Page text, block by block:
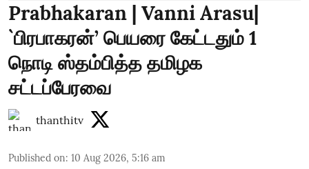
Prabhakaran | Vanni Arasu|
`பிரபாகரன்’ பெயரை கேட்டதும் 1
நொடி ஸ்தம்பித்த தமிழக
சட்டப்பேரவை
thanthitv
Published on: 10 Aug 2026, 5:16 am